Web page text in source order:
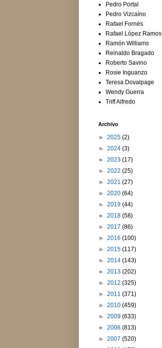
Pedro Portal
Pedro Vizcaíno
Rafael Fornés
Rafael López Ramos
Ramón Williams
Reinaldo Bragado
Roberto Savino
Rosie Inguanzo
Teresa Dovalpage
Wendy Guerra
Triff Alfredo
Archivo
► 2025 (2)
► 2024 (3)
► 2023 (17)
► 2022 (25)
► 2021 (27)
► 2020 (64)
► 2019 (44)
► 2018 (58)
► 2017 (86)
► 2016 (100)
► 2015 (117)
► 2014 (143)
► 2013 (202)
► 2012 (325)
► 2011 (371)
► 2010 (459)
► 2009 (633)
► 2008 (813)
► 2007 (520)